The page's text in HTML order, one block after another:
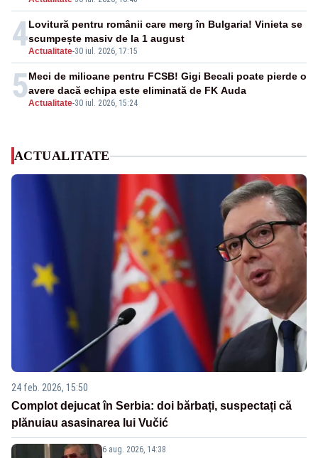
4Actualitate-30 iul. 2026, 17:15
Lovitură pentru românii care merg în Bulgaria! Vinieta se
scumpește masiv de la 1 august
5Actualitate-30 iul. 2026, 15:24
Meci de milioane pentru FCSB! Gigi Becali poate pierde o
avere dacă echipa este eliminată de FK Auda
ACTUALITATE
24 feb. 2026, 15:50
Complot dejucat în Serbia: doi bărbați, suspectați că
plănuiau asasinarea lui Vučić
6 aug. 2026, 14:38